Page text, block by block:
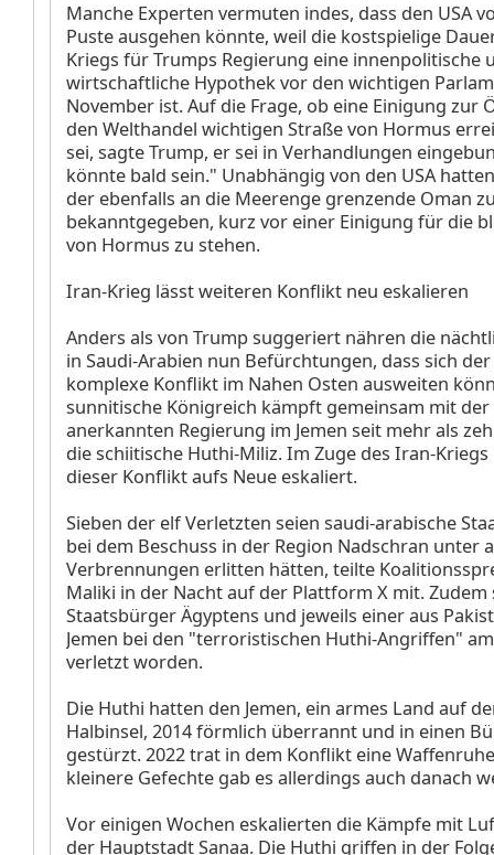
Manche Experten vermuten indes, dass den USA
Puste ausgehen könnte, weil die kostspielige
Kriegs für Trumps Regierung eine innenpolitische
wirtschaftliche Hypothek vor den wichtigen
November ist. Auf die Frage, ob eine Einigung zur
den Welthandel wichtigen Straße von Hormus
sei, sagte Trump, er sei in Verhandlungen
könnte bald sein." Unabhängig von den USA
der ebenfalls an die Meerenge grenzende Oman
bekanntgegeben, kurz vor einer Einigung für die
von Hormus zu stehen.
Iran-Krieg lässt weiteren Konflikt neu eskalieren
Anders als von Trump suggeriert nähren die
in Saudi-Arabien nun Befürchtungen, dass sich
komplexe Konflikt im Nahen Osten ausweiten
sunnitische Königreich kämpft gemeinsam mit
anerkannten Regierung im Jemen seit mehr als
die schiitische Huthi-Miliz. Im Zuge des Iran-
dieser Konflikt aufs Neue eskaliert.
Sieben der elf Verletzten seien saudi-arabische
bei dem Beschuss in der Region Nadschran unter
Verbrennungen erlitten hätten, teilte
Maliki in der Nacht auf der Plattform X mit. Zudem
Staatsbürger Ägyptens und jeweils einer aus
Jemen bei den "terroristischen Huthi-Angriffen"
verletzt worden.
Die Huthi hatten den Jemen, ein armes Land auf
Halbinsel, 2014 förmlich überrannt und in einen
gestürzt. 2022 trat in dem Konflikt eine
kleinere Gefechte gab es allerdings auch danach
Vor einigen Wochen eskalierten die Kämpfe mit
der Hauptstadt Sanaa. Die Huthi griffen in der